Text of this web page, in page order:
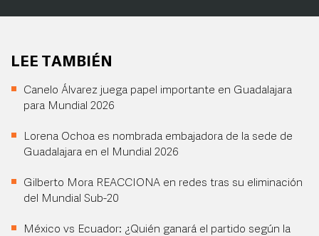
LEE TAMBIÉN
Canelo Álvarez juega papel importante en Guadalajara
para Mundial 2026
Lorena Ochoa es nombrada embajadora de la sede de
Guadalajara en el Mundial 2026
Gilberto Mora REACCIONA en redes tras su eliminación
del Mundial Sub-20
México vs Ecuador: ¿Quién ganará el partido según la